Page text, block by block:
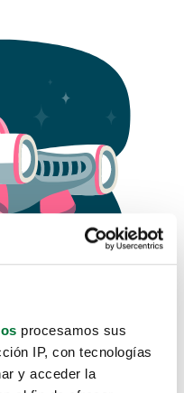
procesamos sus
IP, con tecnologías
y acceder la